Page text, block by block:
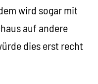
wird sogar mit
auf andere
dies erst recht